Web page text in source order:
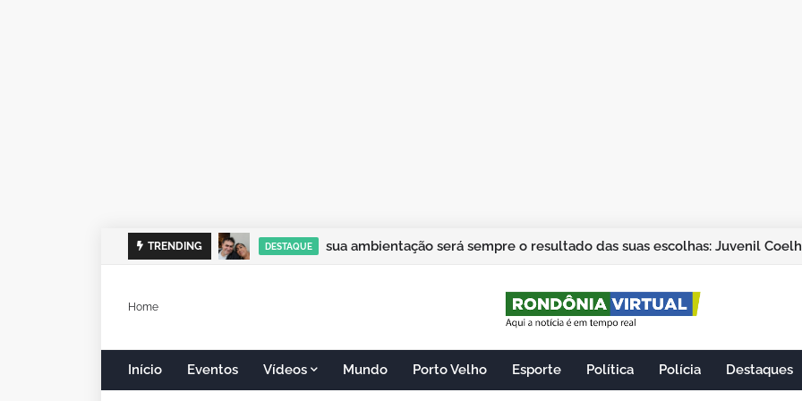
TRENDING DESTAQUE sua ambientação será sempre o resultado das suas escolhas: Juvenil
Home
Início Eventos Vídeos Mundo Porto Velho Esporte Política Polícia Destaques